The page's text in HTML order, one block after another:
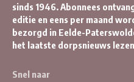
sinds 1946. Abonnees
editie en eens per maand
bezorgd in Eelde-
het laatste dorpsnieuws
Snel naar